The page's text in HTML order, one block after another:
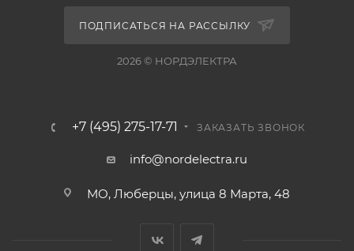
ПОДПИСАТЬСЯ НА РАССЫЛКУ
2026 © НОРДЭЛЕКТРА
+7 (495) 275-17-71 ЗАКАЗАТЬ ЗВОНОК
info@nordelectra.ru
МО, Люберцы, улица 8 Марта, 48